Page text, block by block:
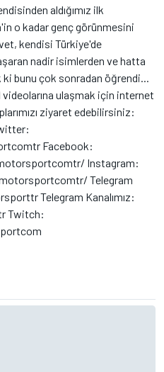
aldığımız ilk
o kadar genç görünmesini
kendisi Türkiye'de
nadir isimlerden ve hatta
bunu çok sonradan öğrendi...
ulaşmak için internet
ziyaret edebilirsiniz:
Facebook:
Instagram:
Telegram
Telegram Kanalımız:
Twitch: